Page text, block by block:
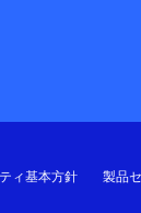
ィ基本方針 製品